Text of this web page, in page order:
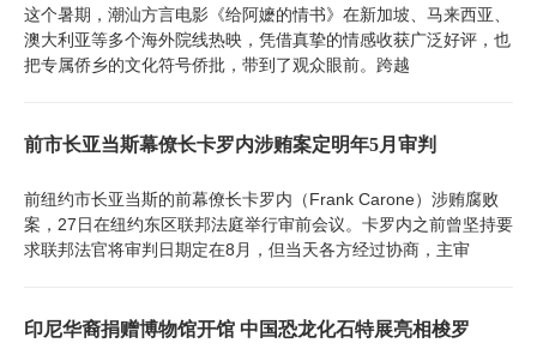
这个暑期，潮汕方言电影《给阿嬷的情书》在新加坡、马来西亚、
澳大利亚等多个海外院线热映，凭借真挚的情感收获广泛好评，也
把专属侨乡的文化符号侨批，带到了观众眼前。跨越
前市长亚当斯幕僚长卡罗内涉贿案定明年5月审判
前纽约市长亚当斯的前幕僚长卡罗内（Frank Carone）涉贿腐败
案，27日在纽约东区联邦法庭举行审前会议。卡罗内之前曾坚持要
求联邦法官将审判日期定在8月，但当天各方经过协商，主审
印尼华裔捐赠博物馆开馆 中国恐龙化石特展亮相梭罗